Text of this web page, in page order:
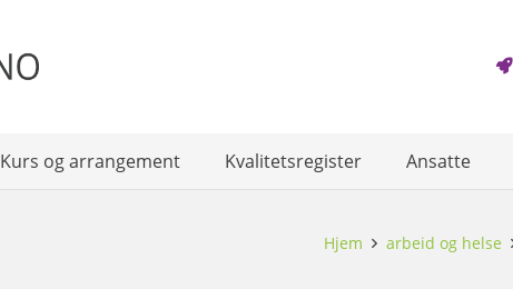
Kurs og arrangement Kvalitetsregister Ansatte
Hjem arbeid og helse